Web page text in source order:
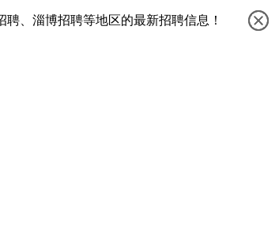
、淄博招聘等地区的最新招聘信息！